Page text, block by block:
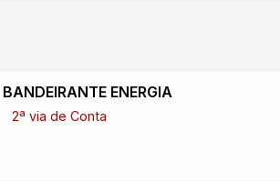
BANDEIRANTE ENERGIA
2ª via de Conta